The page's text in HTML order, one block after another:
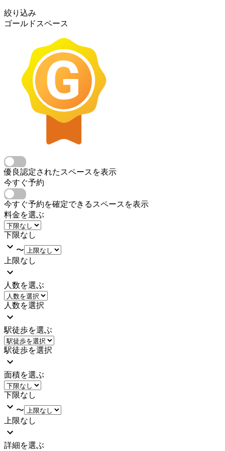
絞り込み
ゴールドスペース
優良認定されたスペースを表示
今すぐ予約
今すぐ予約を確定できるスペースを表示
料金を選ぶ
下限なし
〜
上限なし
人数を選ぶ
人数を選択
駅徒歩を選ぶ
駅徒歩を選択
面積を選ぶ
下限なし
〜
上限なし
詳細を選ぶ